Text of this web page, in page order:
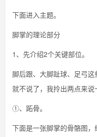
下面进入主题。
脚掌的理论部分
1、先介绍2个关键部位。
脚后跟、大脚趾球、足弓
就不说了，我拎出两点来说
①、跖骨。
下面是一张脚掌的骨骼图